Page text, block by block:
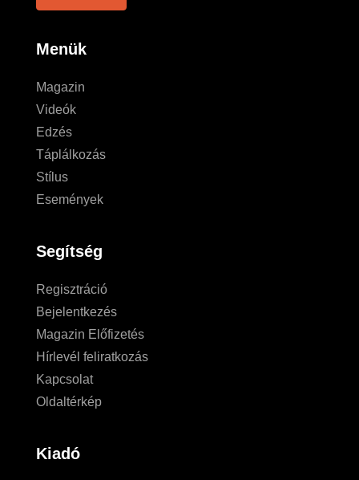
Menük
Magazin
Videók
Edzés
Táplálkozás
Stílus
Események
Segítség
Regisztráció
Bejelentkezés
Magazin Előfizetés
Hírlevél feliratkozás
Kapcsolat
Oldaltérkép
Kiadó